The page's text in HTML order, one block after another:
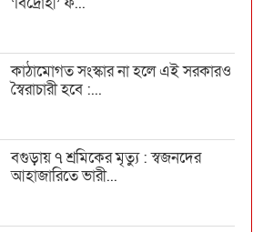
কাঠামোগত সংস্কার না হলে এই সরকারও
স্বৈরাচারী হবে :...
বগুড়ায় ৭ শ্রমিকের মৃত্যু : স্বজনদের
আহাজারিতে ভারী...